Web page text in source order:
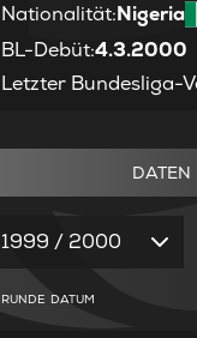
Nationalität:Nigeria
BL-Debüt:4.3.2000
Letzter Bundesliga-
DATEN
1999 / 2000
RUNDE DATUM